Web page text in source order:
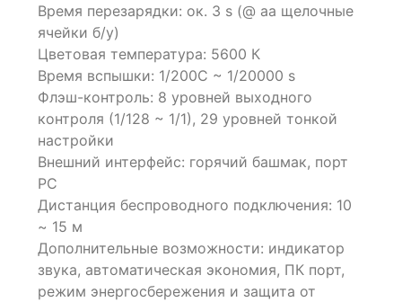
Время перезарядки: ок. 3 s (@ aa щелочные
ячейки б/у)
Цветовая температура: 5600 К
Время вспышки: 1/200С ~ 1/20000 s
Флэш-контроль: 8 уровней выходного
контроля (1/128 ~ 1/1), 29 уровней тонкой
настройки
Внешний интерфейс: горячий башмак, порт
PC
Дистанция беспроводного подключения: 10
~ 15 м
Дополнительные возможности: индикатор
звука, автоматическая экономия, ПК порт,
режим энергосбережения и защита от